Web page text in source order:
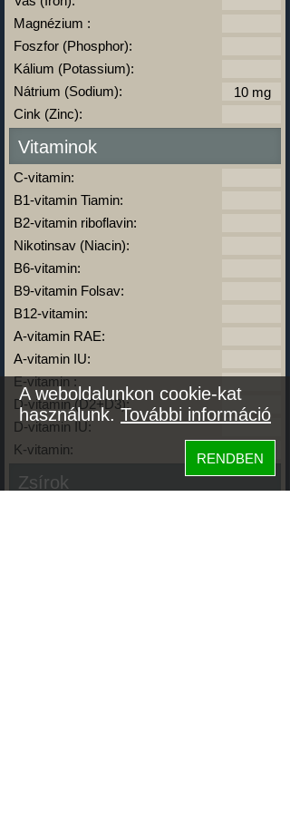
Magnézium :
Foszfor (Phosphor):
Kálium (Potassium):
Nátrium (Sodium):
Cink (Zinc):
Vitaminok
C-vitamin:
B1-vitamin Tiamin:
B2-vitamin riboflavin:
Nikotinsav (Niacin):
B6-vitamin:
B9-vitamin Folsav:
B12-vitamin:
A-vitamin RAE:
A-vitamin IU:
E-vitamin :
D-vitamin (D2+D3):
D-vitamin IU:
K-vitamin:
Zsírok
A weboldalunkon cookie-kat
használunk.További információ
RENDBEN